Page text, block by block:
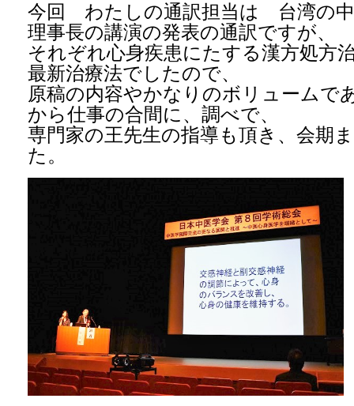
今回 わたしの通訳担当は 台湾の中
理事長の講演の発表の通訳ですが、
それぞれ心身疾患にたする漢方処方
最新治療法でしたので、
原稿の内容やかなりのボリュームで
から仕事の合間に、調べで、
専門家の王先生の指導も頂き、会期
た。